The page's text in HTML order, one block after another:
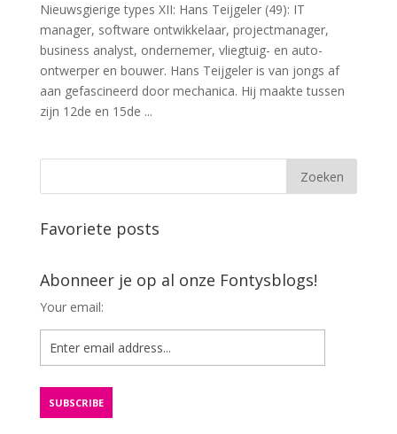
Nieuwsgierige types XII: Hans Teijgeler (49): IT
manager, software ontwikkelaar, projectmanager,
business analyst, ondernemer, vliegtuig- en auto-
ontwerper en bouwer. Hans Teijgeler is van jongs af
aan gefascineerd door mechanica. Hij maakte tussen
zijn 12de en 15de ...
Favoriete posts
Abonneer je op al onze Fontysblogs!
Your email: